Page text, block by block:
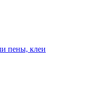
пены, клеи